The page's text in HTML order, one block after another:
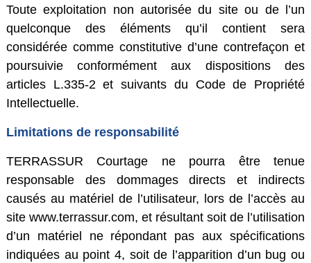
Toute exploitation non autorisée du site ou de l’un
quelconque des éléments qu’il contient sera
considérée comme constitutive d’une contrefaçon et
poursuivie conformément aux dispositions des
articles L.335-2 et suivants du Code de Propriété
Intellectuelle.
Limitations de responsabilité
TERRASSUR Courtage ne pourra être tenue
responsable des dommages directs et indirects
causés au matériel de l’utilisateur, lors de l’accès au
site www.terrassur.com, et résultant soit de l’utilisation
d’un matériel ne répondant pas aux spécifications
indiquées au point 4, soit de l’apparition d’un bug ou